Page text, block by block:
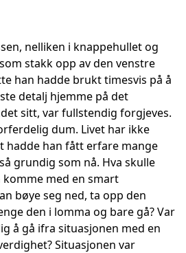
nelliken i knappehullet og
stakk opp av den venstre
han hadde brukt timesvis på å
detalj hjemme på det
sitt, var fullstendig forgjeves.
dum. Livet har ikke
hadde han fått erfare mange
grundig som nå. Hva skulle
komme med en smart
bøye seg ned, ta opp den
den i lomma og bare gå? Var
å gå ifra situasjonen med en
Situasjonen var